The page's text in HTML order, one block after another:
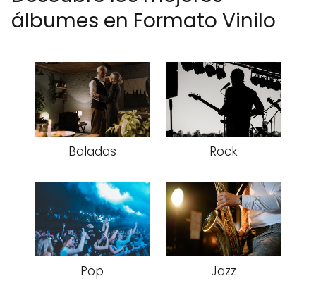
álbumes en Formato Vinilo
Baladas Rock
Pop Jazz